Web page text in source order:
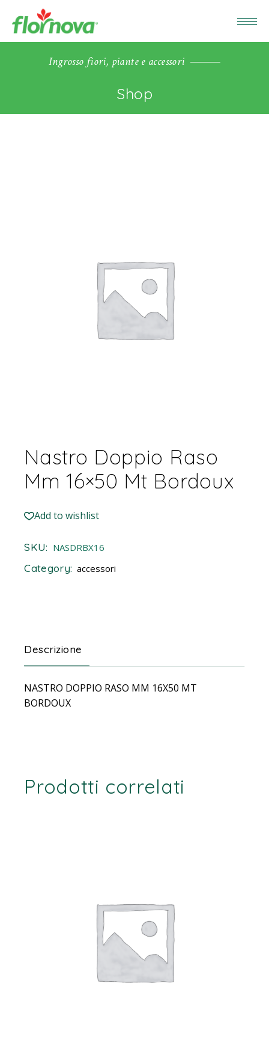
Ingrosso fiori, piante e accessori
Shop
Nastro Doppio Raso
Mm 16×50 Mt Bordoux
Add to wishlist
SKU: NASDRBX16
Category: accessori
Descrizione
NASTRO DOPPIO RASO MM 16X50 MT
BORDOUX
Prodotti correlati